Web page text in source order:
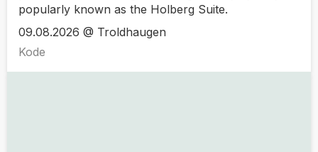
popularly known as the Holberg Suite.
09.08.2026 @ Troldhaugen
Kode